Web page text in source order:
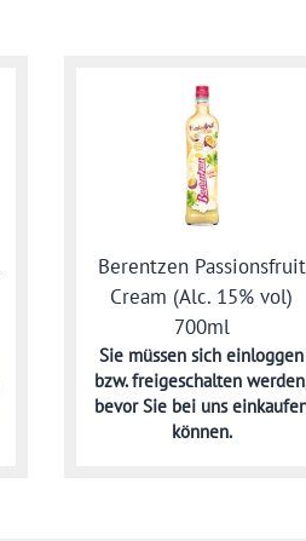
Berentzen Passionsfruit
Cream (Alc. 15% vol)
700ml
Sie müssen sicheinloggen
bzw. freigeschalten
bevor Sie bei uns
können.